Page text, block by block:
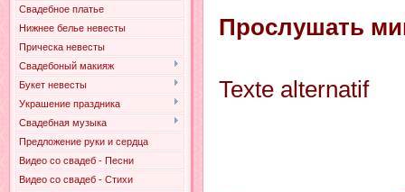
Свадебное платье
Нижнее белье невесты
Прическа невесты
Свадебоный макияж
Букет невесты
Украшение праздника
Свадебная музыка
Предложение руки и сердца
Видео со свадеб - Песни
Видео со свадеб - Стихи
Прослушать
Texte alternatif